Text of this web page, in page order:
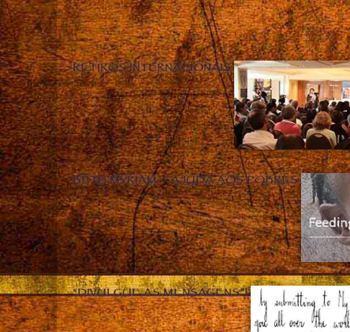
RETIROS INTERNACIONAIS
BETH MYRIAM – AJUDA AOS POBRES
“DIVULGUE AS MENSAGENS”!